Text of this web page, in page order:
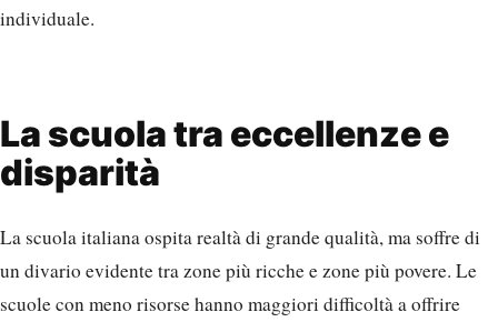
individuale.
La scuola tra eccellenze e
disparità
La scuola italiana ospita realtà di grande qualità, ma soffre di
un divario evidente tra zone più ricche e zone più povere. Le
scuole con meno risorse hanno maggiori difficoltà a offrire